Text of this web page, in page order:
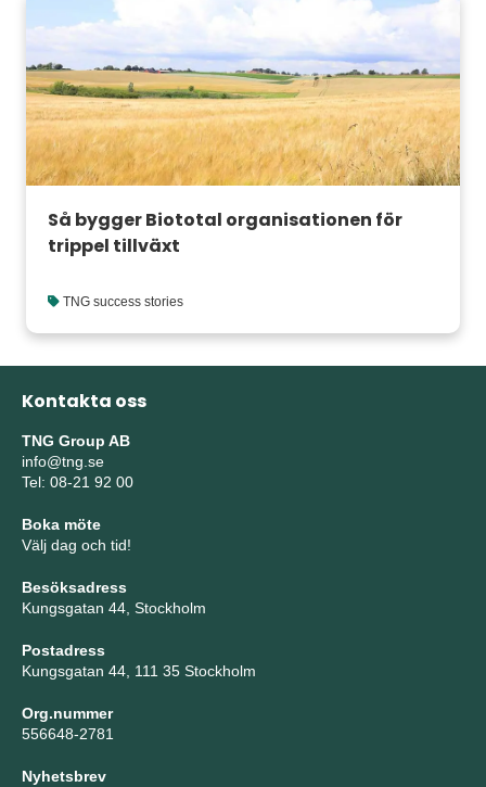
Så bygger Biototal organisationen för
trippel tillväxt
TNG success stories
Kontakta oss
TNG Group AB
info@tng.se
Tel: 08-21 92 00
Boka möte
Välj dag och tid!
Besöksadress
Kungsgatan 44, Stockholm
Postadress
Kungsgatan 44, 111 35 Stockholm
Org.nummer
556648-2781
Nyhetsbrev